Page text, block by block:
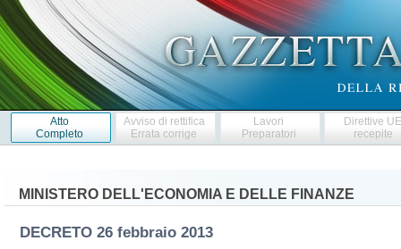
Atto
Completo
Avviso di rettifica
Errata corrige
Lavori
Preparatori
Direttive
recepite
MINISTERO DELL'ECONOMIA E DELLE FINANZE
DECRETO 26 febbraio 2013